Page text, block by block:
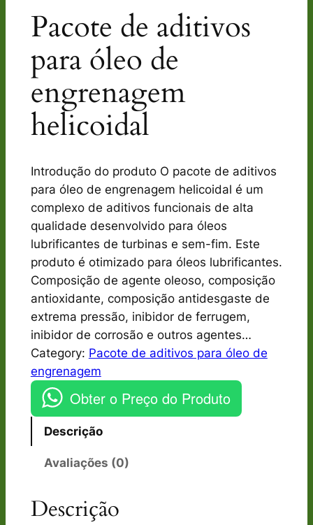
Pacote de aditivos
para óleo de
engrenagem
helicoidal
Introdução do produto O pacote de aditivos
para óleo de engrenagem helicoidal é um
complexo de aditivos funcionais de alta
qualidade desenvolvido para óleos
lubrificantes de turbinas e sem-fim. Este
produto é otimizado para óleos lubrificantes.
Composição de agente oleoso, composição
antioxidante, composição antidesgaste de
extrema pressão, inibidor de ferrugem,
inibidor de corrosão e outros agentes…
Category: Pacote de aditivos para óleo de
engrenagem
Obter o Preço do Produto
Descrição
Avaliações (0)
Descrição